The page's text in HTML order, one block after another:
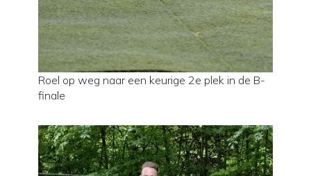
Roel op weg naar een keurige 2e plek in de B-
finale